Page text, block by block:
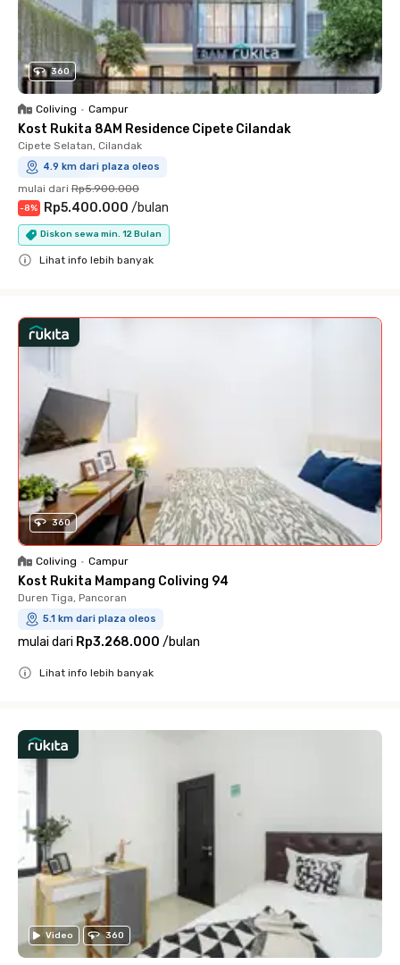
360
Coliving • Campur
Kost Rukita 8AM Residence Cipete Cilandak
Cipete Selatan, Cilandak
4.9 km dari plaza oleos
mulai dari Rp5.900.000
-8% Rp5.400.000 /bulan
Diskon sewa min. 12 Bulan
Lihat info lebih banyak
360
Coliving • Campur
Kost Rukita Mampang Coliving 94
Duren Tiga, Pancoran
5.1 km dari plaza oleos
mulai dari Rp3.268.000 /bulan
Lihat info lebih banyak
Video 360